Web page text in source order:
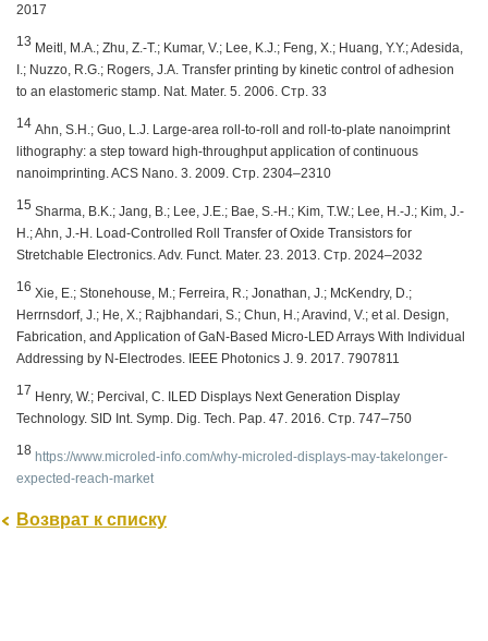
2017
13 Meitl, M.A.; Zhu, Z.-T.; Kumar, V.; Lee, K.J.; Feng, X.; Huang, Y.Y.; Adesida,
I.; Nuzzo, R.G.; Rogers, J.A. Transfer printing by kinetic control of adhesion
to an elastomeric stamp. Nat. Mater. 5. 2006. Стр. 33
14 Ahn, S.H.; Guo, L.J. Large-area roll-to-roll and roll-to-plate nanoimprint
lithography: a step toward high-throughput application of continuous
nanoimprinting. ACS Nano. 3. 2009. Стр. 2304–2310
15 Sharma, B.K.; Jang, B.; Lee, J.E.; Bae, S.-H.; Kim, T.W.; Lee, H.-J.; Kim, J.-
H.; Ahn, J.-H. Load-Controlled Roll Transfer of Oxide Transistors for
Stretchable Electronics. Adv. Funct. Mater. 23. 2013. Стр. 2024–2032
16 Xie, E.; Stonehouse, M.; Ferreira, R.; Jonathan, J.; McKendry, D.;
Herrnsdorf, J.; He, X.; Rajbhandari, S.; Chun, H.; Aravind, V.; et al. Design,
Fabrication, and Application of GaN-Based Micro-LED Arrays With Individual
Addressing by N-Electrodes. IEEE Photonics J. 9. 2017. 7907811
17 Henry, W.; Percival, C. ILED Displays Next Generation Display
Technology. SID Int. Symp. Dig. Tech. Pap. 47. 2016. Стр. 747–750
18 https://www.microled-info.com/why-microled-displays-may-takelonger-
expected-reach-market
Возврат к списку